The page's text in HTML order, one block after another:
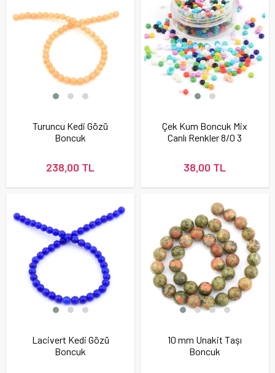
Turuncu Kedi Gözü
Boncuk
238,00 TL
Çek Kum Boncuk Mix
Canlı Renkler 8/0 3
38,00 TL
Lacivert Kedi Gözü
Boncuk
10 mm Unakit Taşı
Boncuk